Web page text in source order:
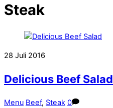
Steak
28 Juli 2016
Delicious Beef Salad
Menu Beef, Steak 0